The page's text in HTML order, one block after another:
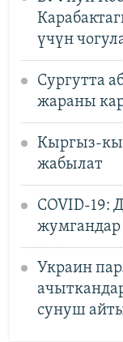
үчүн
Сургутта
жараны
Кыргыз-
жабылат
СOVID-19:
Украин
сунуш